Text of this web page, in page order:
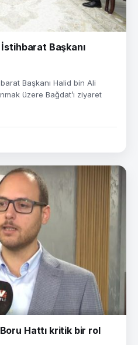
Başkanı
Başkanı Halid bin Ali
üzere Bağdat’ı ziyaret
Hattı kritik bir rol